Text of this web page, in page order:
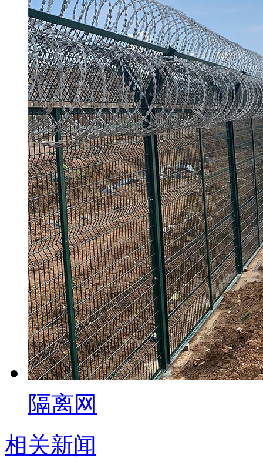
隔离网
相关新闻